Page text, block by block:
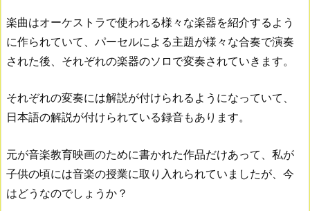
楽曲はオーケストラで使われる様々な楽器を紹介するよう
に作られていて、パーセルによる主題が様々な合奏で演奏
された後、それぞれの楽器のソロで変奏されていきます。
それぞれの変奏には解説が付けられるようになっていて、
日本語の解説が付けられている録音もあります。
元が音楽教育映画のために書かれた作品だけあって、私が
子供の頃には音楽の授業に取り入れられていましたが、今
はどうなのでしょうか？